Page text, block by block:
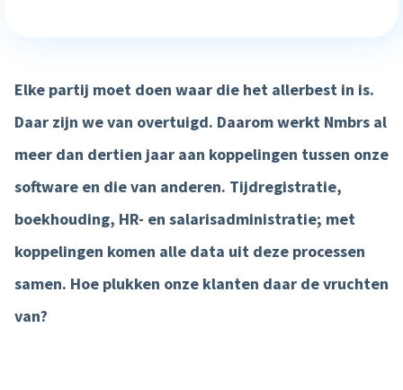
Interactieve loonstrook
Salaris workflow
Meer salaris features »
Product tour
Mobiele app
Integraties
Elke partij moet doen waar die het allerbest in is.
Daar zijn we van overtuigd. Daarom werkt Nmbrs al
meer dan dertien jaar aan koppelingen tussen onze
software en die van anderen. Tijdregistratie,
boekhouding, HR- en salarisadministratie; met
koppelingen komen alle data uit deze processen
samen. Hoe plukken onze klanten daar de vruchten
van?